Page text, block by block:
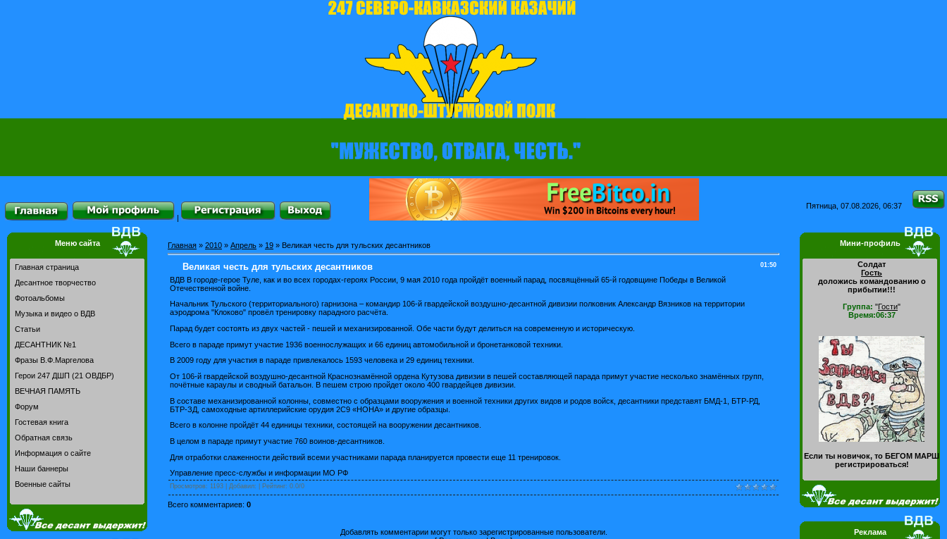
|
Пятница, 07.08.2026, 06:37
Меню сайта
Главная страница
Десантное творчество
Фотоальбомы
Музыка и видео о ВДВ
Статьи
ДЕСАНТНИК №1
Фразы В.Ф.Маргелова
Герои 247 ДШП (21 ОВДБР)
ВЕЧНАЯ ПАМЯТЬ
Форум
Гостевая книга
Обратная связь
Информация о сайте
Наши баннеры
Военные сайты
Главная » 2010 » Апрель » 19 » Великая честь для тульских десантников
01:50
Великая честь для тульских десантников
ВДВ В городе-герое Туле, как и во всех городах-героях России, 9 мая 2010 года пройдёт военный парад, посвящённый 65-й годовщине Победы в Великой
Отечественной войне.
Начальник Тульского (территориального) гарнизона – командир 106-й гвардейской воздушно-десантной дивизии полковник Александр Вязников на территории
аэродрома "Клоково" провёл тренировку парадного расчёта.
Парад будет состоять из двух частей - пешей и механизированной. Обе части будут делиться на современную и историческую.
Всего в параде примут участие 1936 военнослужащих и 66 единиц автомобильной и бронетанковой техники.
В 2009 году для участия в параде привлекалось 1593 человека и 29 единиц техники.
От 106-й гвардейской воздушно-десантной Краснознамённой ордена Кутузова дивизии в пешей составляющей парада примут участие несколько знамённых групп,
почётные караулы и сводный батальон. В пешем строю пройдет около 400 гвардейцев дивизии.
В составе механизированной колонны, совместно с образцами вооружения и военной техники других видов и родов войск, десантники представят БМД-1, БТР-РД,
БТР-ЗД, самоходные артиллерийские орудия 2С9 «НОНА» и другие образцы.
Всего в колонне пройдёт 44 единицы техники, состоящей на вооружении десантников.
В целом в параде примут участие 760 воинов-десантников.
Для отработки слаженности действий всеми участниками парада планируется провести еще 11 тренировок.
Управление пресс-службы и информации МО РФ
Просмотров: 1193 | Добавил: Рейтинг: 0.0/0
Всего комментариев: 0
Добавлять комментарии могут только зарегистрированные пользователи.
Мини-профиль
Солдат
Гость
доложись командованию о
прибытии!!!
Группа: "Гости"
Время:06:37
Если ты новичок, то БЕГОМ МАРШ
регистрироваться!
Реклама